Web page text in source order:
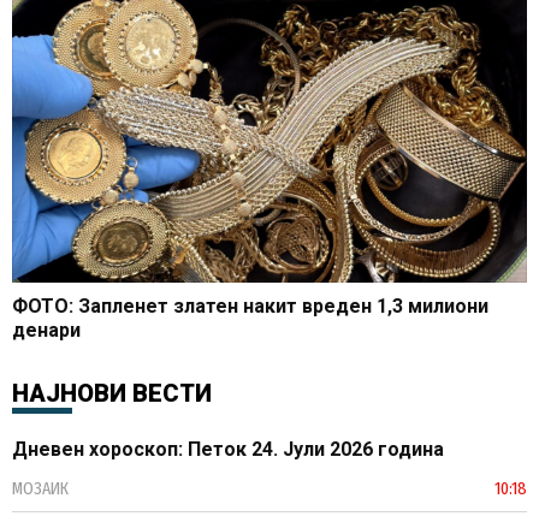
ФОТО: Запленет златен накит вреден 1,3 милиони
денари
НАЈНОВИ ВЕСТИ
Дневен хороскоп: Петок 24. Јули 2026 година
МОЗАИК 10:18